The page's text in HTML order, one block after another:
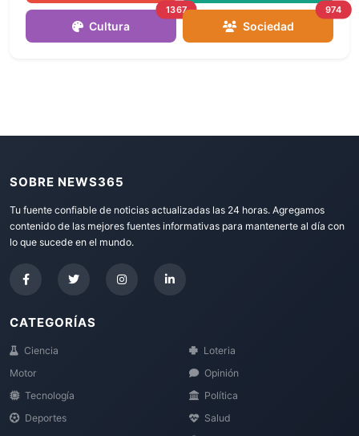
Cultura
1367
Sociedad
974
SOBRE NEWS365
Tu fuente confiable de noticias actualizadas las 24 horas. Agregamos
contenido de las mejores fuentes informativas para mantenerte al día con
lo que sucede en el mundo.
CATEGORÍAS
Ciencia
Motor
Tecnología
Deportes
Loteria
Opinión
Política
Salud